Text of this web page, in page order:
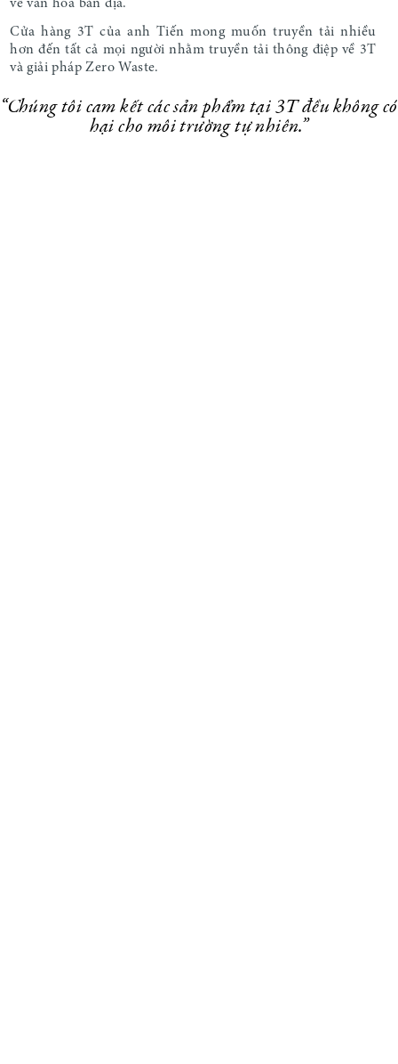
về văn hóa bản địa.
Cửa hàng 3T của anh Tiến mong muốn truyền tải nhiều
hơn đến tất cả mọi người nhằm truyền tải thông điệp về 3T
và giải pháp Zero Waste.
“Chúng tôi cam kết các sản phẩm tại 3T đều không có
hại cho môi trường tự nhiên.”